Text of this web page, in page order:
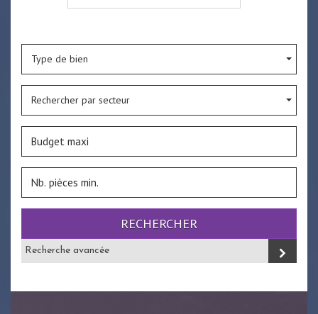
Type de bien
Rechercher par secteur
RECHERCHER
Recherche avancée